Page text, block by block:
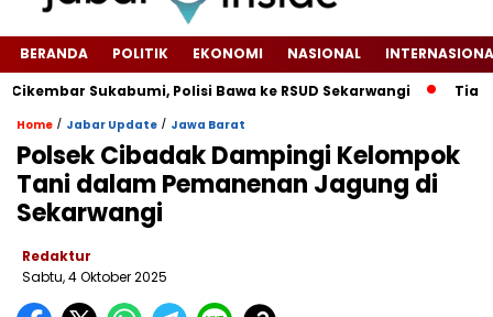
BERANDA POLITIK EKONOMI NASIONAL
Polisi Bawa ke RSUD Sekarwangi‎
Tiang Listrik
Home / Jabar Update / Jawa Barat
‎Polsek Cibadak Dampingi Kelompok
Tani dalam Pemanenan Jagung di
Sekarwangi
Redaktur
Sabtu, 4 Oktober 2025